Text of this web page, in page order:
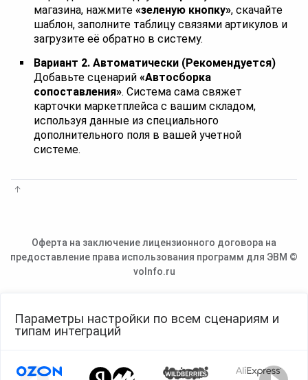
магазина, нажмите «зеленую кнопку», скачайте
шаблон, заполните таблицу связями артикулов и
загрузите её обратно в систему.
Вариант 2. Автоматически (Рекомендуется)
Добавьте сценарий «Автосборка
сопоставления». Система сама свяжет
карточки маркетплейса с вашим складом,
используя данные из специального
дополнительного поля в вашей учетной
системе.
Оферта на заключение лицензионного договора на
предоставление права использования программ для ЭВМ ©
voInfo.ru
Параметры настройки по всем сценариям и
типам интеграций